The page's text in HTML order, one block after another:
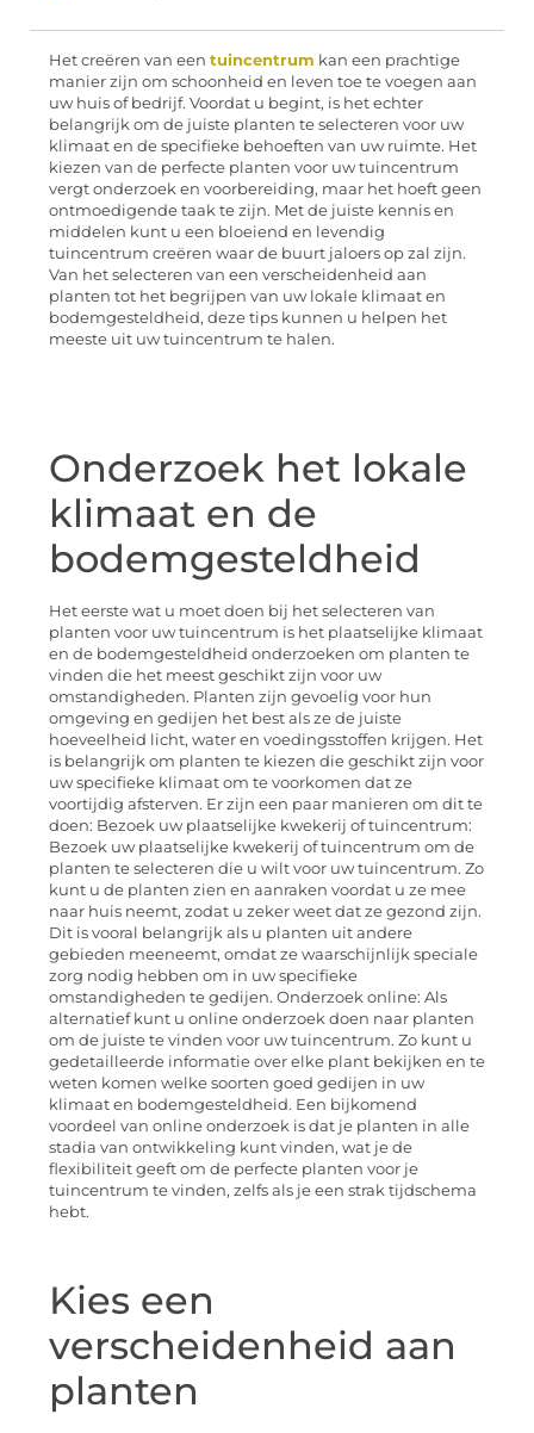
Het creëren van een tuincentrum kan een prachtige
manier zijn om schoonheid en leven toe te voegen aan
uw huis of bedrijf. Voordat u begint, is het echter
belangrijk om de juiste planten te selecteren voor uw
klimaat en de specifieke behoeften van uw ruimte. Het
kiezen van de perfecte planten voor uw tuincentrum
vergt onderzoek en voorbereiding, maar het hoeft geen
ontmoedigende taak te zijn. Met de juiste kennis en
middelen kunt u een bloeiend en levendig
tuincentrum creëren waar de buurt jaloers op zal zijn.
Van het selecteren van een verscheidenheid aan
planten tot het begrijpen van uw lokale klimaat en
bodemgesteldheid, deze tips kunnen u helpen het
meeste uit uw tuincentrum te halen.
Onderzoek het lokale
klimaat en de
bodemgesteldheid
Het eerste wat u moet doen bij het selecteren van
planten voor uw tuincentrum is het plaatselijke klimaat
en de bodemgesteldheid onderzoeken om planten te
vinden die het meest geschikt zijn voor uw
omstandigheden. Planten zijn gevoelig voor hun
omgeving en gedijen het best als ze de juiste
hoeveelheid licht, water en voedingsstoffen krijgen. Het
is belangrijk om planten te kiezen die geschikt zijn voor
uw specifieke klimaat om te voorkomen dat ze
voortijdig afsterven. Er zijn een paar manieren om dit te
doen: Bezoek uw plaatselijke kwekerij of tuincentrum:
Bezoek uw plaatselijke kwekerij of tuincentrum om de
planten te selecteren die u wilt voor uw tuincentrum. Zo
kunt u de planten zien en aanraken voordat u ze mee
naar huis neemt, zodat u zeker weet dat ze gezond zijn.
Dit is vooral belangrijk als u planten uit andere
gebieden meeneemt, omdat ze waarschijnlijk speciale
zorg nodig hebben om in uw specifieke
omstandigheden te gedijen. Onderzoek online: Als
alternatief kunt u online onderzoek doen naar planten
om de juiste te vinden voor uw tuincentrum. Zo kunt u
gedetailleerde informatie over elke plant bekijken en te
weten komen welke soorten goed gedijen in uw
klimaat en bodemgesteldheid. Een bijkomend
voordeel van online onderzoek is dat je planten in alle
stadia van ontwikkeling kunt vinden, wat je de
flexibiliteit geeft om de perfecte planten voor je
tuincentrum te vinden, zelfs als je een strak tijdschema
hebt.
Kies een
verscheidenheid aan
planten